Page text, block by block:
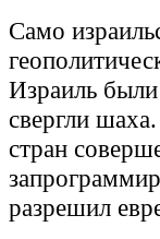
Само
Израиль
свергли
стран
разрешил